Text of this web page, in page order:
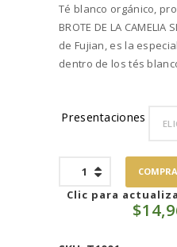
desde
$149
$74
Té blanco orgánico,
BROTE DE LA CAMELIA
de Fujian, es la
dentro de los tés
Presentaciones
Bio
Clic para
$